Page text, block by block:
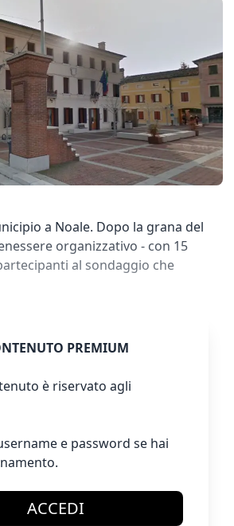
a Noale. Dopo la grana del
organizzativo - con 15
al sondaggio che
PREMIUM
è riservato agli
e password se hai
ACCEDI